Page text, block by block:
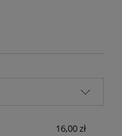
płatności
16,00 zł